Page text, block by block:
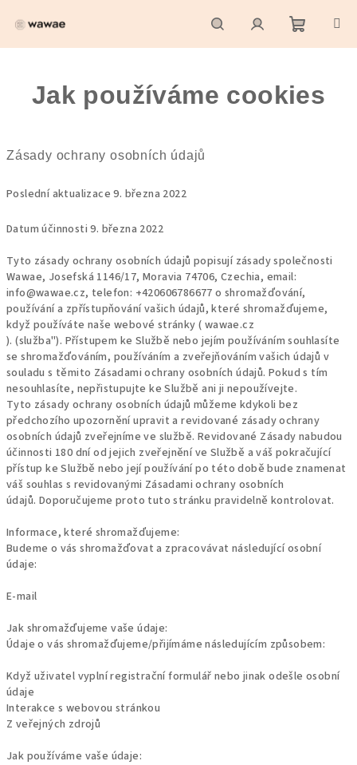
HledatPřihlášeníNákupní
košík
Jak používáme cookies
Zásady ochrany osobních údajů
Poslední aktualizace 9. března 2022
Datum účinnosti 9. března 2022
Tyto zásady ochrany osobních údajů popisují zásady společnosti
Wawae, Josefská 1146/17, Moravia 74706, Czechia, email:
info@wawae.cz, telefon: +420606786677 o shromažďování,
používání a zpřístupňování vašich údajů, které shromažďujeme,
když používáte naše webové stránky ( wawae.cz
). (služba"). Přístupem ke Službě nebo jejím používáním souhlasíte
se shromažďováním, používáním a zveřejňováním vašich údajů v
souladu s těmito Zásadami ochrany osobních údajů. Pokud s tím
nesouhlasíte, nepřistupujte ke Službě ani ji nepoužívejte.
Tyto zásady ochrany osobních údajů můžeme kdykoli bez
předchozího upozornění upravit a revidované zásady ochrany
osobních údajů zveřejníme ve službě. Revidované Zásady nabudou
účinnosti 180 dní od jejich zveřejnění ve Službě a váš pokračující
přístup ke Službě nebo její používání po této době bude znamenat
váš souhlas s revidovanými Zásadami ochrany osobních
údajů. Doporučujeme proto tuto stránku pravidelně kontrolovat.
Informace, které shromažďujeme:
Budeme o vás shromažďovat a zpracovávat následující osobní
údaje:
E-mail
Jak shromažďujeme vaše údaje:
Údaje o vás shromažďujeme/přijímáme následujícím způsobem:
Když uživatel vyplní registrační formulář nebo jinak odešle osobní
údaje
Interakce s webovou stránkou
Z veřejných zdrojů
Jak používáme vaše údaje: